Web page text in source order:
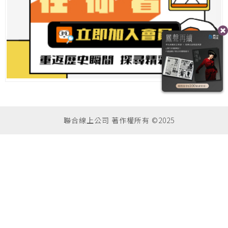
聯合線上公司 著作權所有 ©2025